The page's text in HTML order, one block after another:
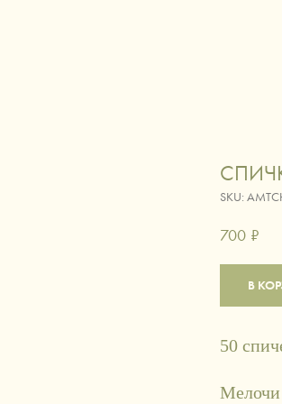
SKU:
700 ₽
В
50
Мелочи